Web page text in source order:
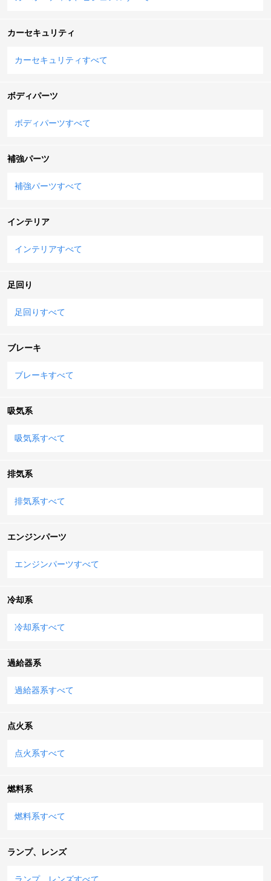
カーセキュリティ
カーセキュリティすべて
ボディパーツ
ボディパーツすべて
補強パーツ
補強パーツすべて
インテリア
インテリアすべて
足回り
足回りすべて
ブレーキ
ブレーキすべて
吸気系
吸気系すべて
排気系
排気系すべて
エンジンパーツ
エンジンパーツすべて
冷却系
冷却系すべて
過給器系
過給器系すべて
点火系
点火系すべて
燃料系
燃料系すべて
ランプ、レンズ
ランプ、レンズすべて